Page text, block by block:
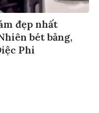
đẹp nhất
bét bảng,
Phi